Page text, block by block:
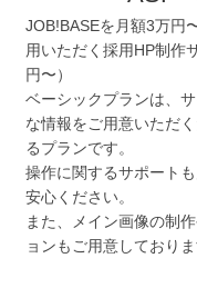
JOB!BASEを月額3万円
用いただく採用HP制作
円〜）
ベーシックプランは、
な情報をご用意いただ
るプランです。
操作に関するサポート
安心ください。
また、メイン画像の制
ョンもご用意しておりま